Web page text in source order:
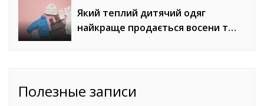
Який теплий дитячий одяг
найкраще продається восени та
Полезные записи